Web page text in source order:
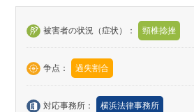
被害者の状況（症状）： 頸椎捻挫
争点： 過失割合
対応事務所： 横浜法律事務所